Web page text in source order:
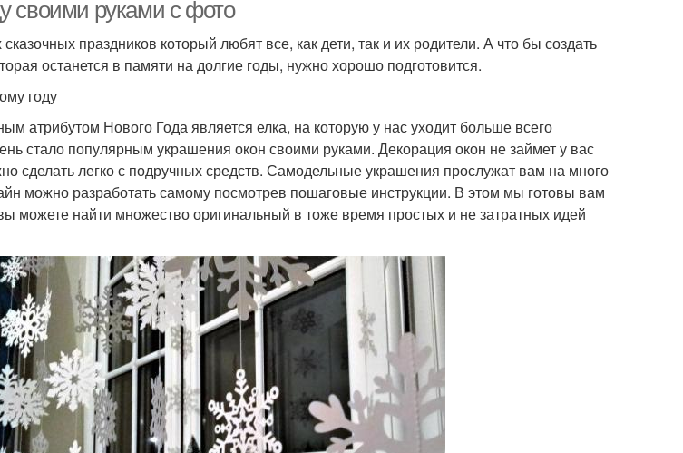
своими руками с фото
праздников который любят все, как дети, так и их родители. А что бы создать
останется в памяти на долгие годы, нужно хорошо подготовится.
году
атрибутом Нового Года является елка, на которую у нас уходит больше всего
стало популярным украшения окон своими руками. Декорация окон не займет у вас
сделать легко с подручных средств. Самодельные украшения прослужат вам на много
можно разработать самому посмотрев пошаговые инструкции. В этом мы готовы вам
можете найти множество оригинальный в тоже время простых и не затратных идей